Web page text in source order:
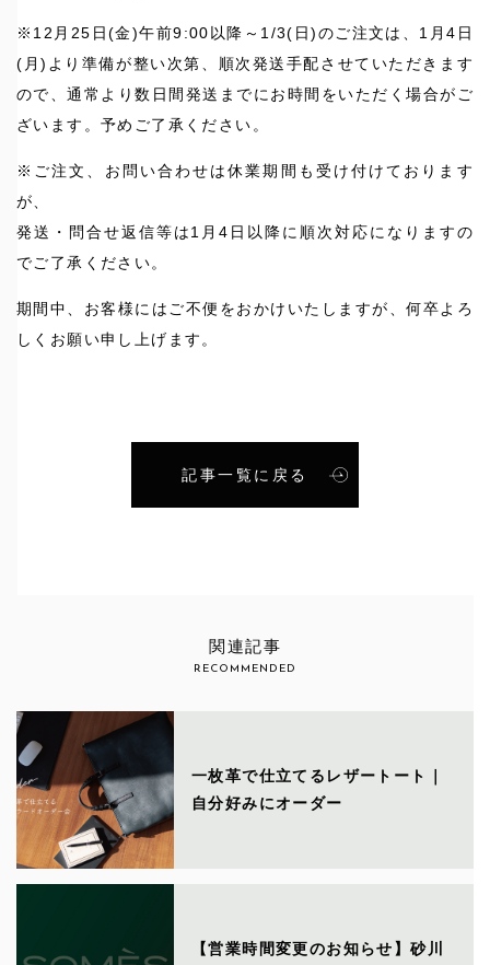
※12月25日(金)午前9:00以降～1/3(日)のご注文は、1月4日
(月)より準備が整い次第、順次発送手配させていただきます
ので、通常より数日間発送までにお時間をいただく場合がご
ざいます。予めご了承ください。
※ご注文、お問い合わせは休業期間も受け付けております
が、
発送・問合せ返信等は1月4日以降に順次対応になりますの
でご了承ください。
期間中、お客様にはご不便をおかけいたしますが、何卒よろ
しくお願い申し上げます。
記事一覧に戻る
関連記事
RECOMMENDED
一枚革で仕立てるレザートート｜
自分好みにオーダー
【営業時間変更のお知らせ】砂川